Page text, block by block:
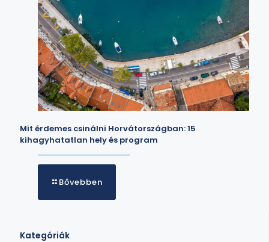
Mit érdemes csinálni Horvátországban: 15
kihagyhatatlan hely és program
Bővebben
Kategóriák